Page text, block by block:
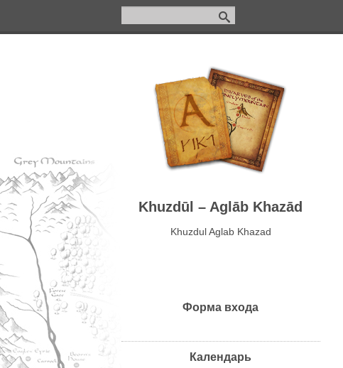
Khuzdūl – Aglāb Khazād
Khuzdul Aglab Khazаd
Форма входа
Календарь